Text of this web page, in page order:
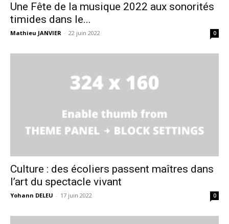
Une Fête de la musique 2022 aux sonorités
timides dans le...
Mathieu JANVIER - 22 juin 2022 0
Culture : des écoliers passent maîtres dans
l’art du spectacle vivant
Yohann DELEU - 17 juin 2022 0